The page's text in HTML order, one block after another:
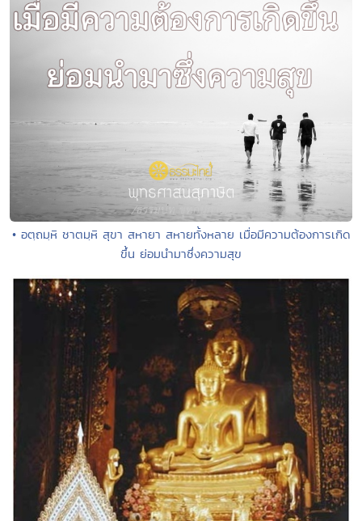
• อตฺถมฺหิ ชาตมฺหิ สุขา สหายา สหายทั้งหลาย เมื่อมีความต้องการเกิด
ขึ้น ย่อมนํามาซึ่งความสุข